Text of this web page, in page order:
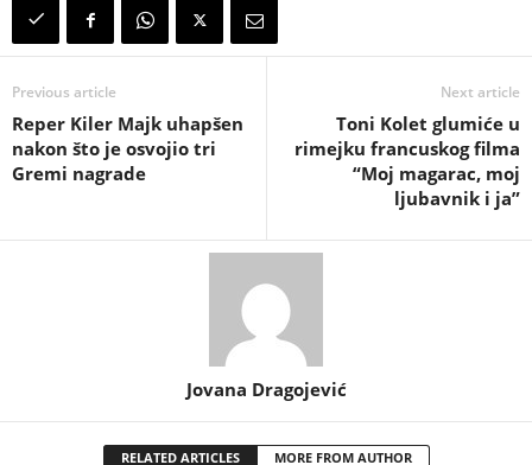
Previous article
Reper Kiler Majk uhapšen
nakon što je osvojio tri
Gremi nagrade
Next article
Toni Kolet glumiće u
rimejku francuskog filma
“Moj magarac, moj
ljubavnik i ja”
Jovana Dragojević
RELATED ARTICLES MORE FROM AUTHOR